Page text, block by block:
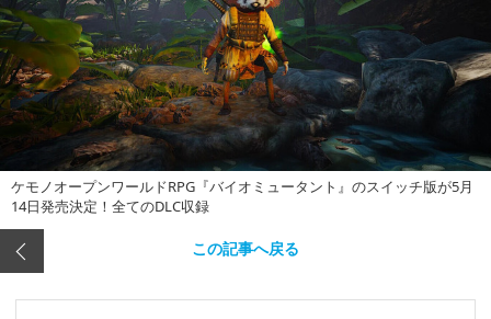
ケモノオープンワールドRPG『バイオミュータント』のスイッチ版が5月
14日発売決定！全てのDLC収録
この記事へ戻る